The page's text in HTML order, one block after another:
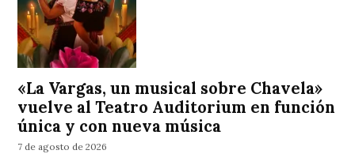
«La Vargas, un musical sobre Chavela»
vuelve al Teatro Auditorium en función
única y con nueva música
7 de agosto de 2026